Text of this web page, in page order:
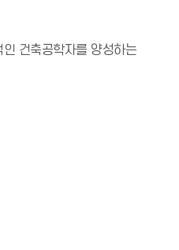
건축공학자를 양성하는